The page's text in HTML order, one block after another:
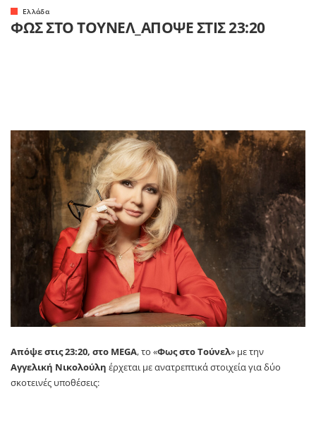
Ελλάδα
ΦΩΣ ΣΤΟ ΤΟΥΝΕΛ_ΑΠΟΨΕ ΣΤΙΣ 23:20
Απόψε στις 23:20, στο MEGA,το «Φως στο Τούνελ» με την
Αγγελική Νικολούλη έρχεται με ανατρεπτικά στοιχεία για δύο
σκοτεινές υποθέσεις: